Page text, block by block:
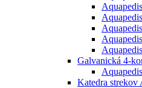
Galvanická 4-
Katedra strekov